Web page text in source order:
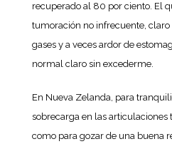
recuperado al 80 por ciento. El
tumoración no infrecuente, claro
gases y a veces ardor de
normal claro sin excederme.
En Nueva Zelanda, para
sobrecarga en las
como para gozar de una buena